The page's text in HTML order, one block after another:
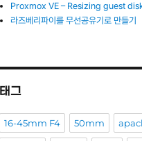
Proxmox VE – Resizing guest
라즈베리파이를 무선공유기로 만들기
태그
16-45mm F4 50mm